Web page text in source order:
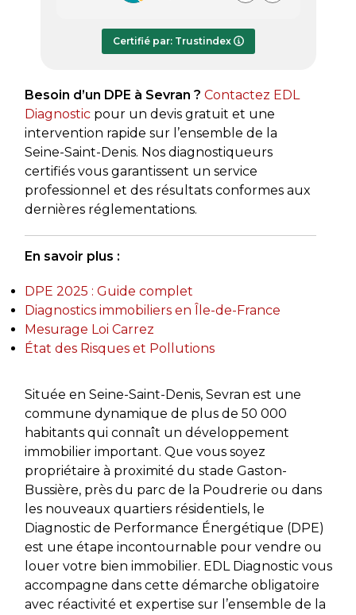
Le rapport de diagnostic m’a été
transmis dès le lundi soir, ce qui est
recommande sans hésiter.
Certifié par: Trustindex
Besoin d’un DPE à Sevran ? Contactez EDL
Diagnosticpour un devis gratuit et une
intervention rapide sur l’ensemble de la
Seine-Saint-Denis. Nos diagnostiqueurs
certifiés vous garantissent un service
professionnel et des résultats conformes aux
dernières réglementations.
En savoir plus :
DPE 2025 : Guide complet
Diagnostics immobiliers en Île-de-France
Mesurage Loi Carrez
État des Risques et Pollutions
Située en Seine-Saint-Denis, Sevran est une
commune dynamique de plus de 50 000
habitants qui connaît un développement
immobilier important. Que vous soyez
propriétaire à proximité du stade Gaston-
Bussière, près du parc de la Poudrerie ou dans
les nouveaux quartiers résidentiels, le
Diagnostic de Performance Énergétique (DPE)
est une étape incontournable pour vendre ou
louer votre bien immobilier. EDL Diagnostic vous
accompagne dans cette démarche obligatoire
avec réactivité et expertise sur l’ensemble de la